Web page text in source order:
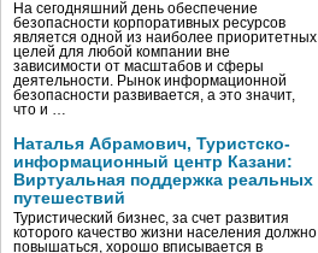
На сегодняшний день обеспечение
безопасности корпоративных ресурсов
является одной из наиболее приоритетных
целей для любой компании вне
зависимости от масштабов и сферы
деятельности. Рынок информационной
безопасности развивается, а это значит,
что и …
Наталья Абрамович, Туристско-
информационный центр Казани:
Виртуальная поддержка реальных
путешествий
Туристический бизнес, за счет развития
которого качество жизни населения должно
повышаться, хорошо вписывается в